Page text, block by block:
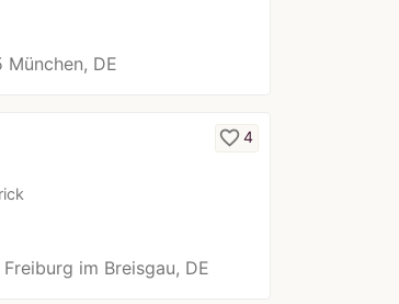
München, DE
favorite_border4
Freiburg im Breisgau, DE